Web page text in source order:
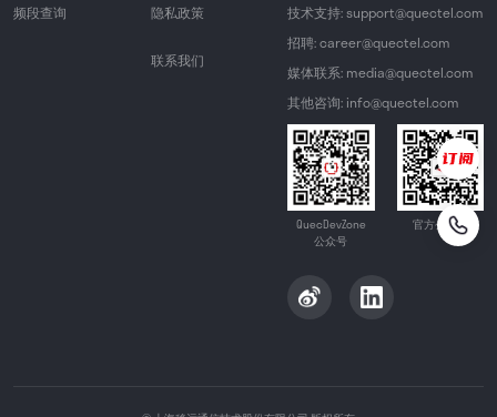
频段查询
隐私政策
联系我们
技术支持: support@quectel.com
招聘: career@quectel.com
媒体联系: media@quectel.com
其他咨询: info@quectel.com
QuecDevZone
公众号
官方公众号